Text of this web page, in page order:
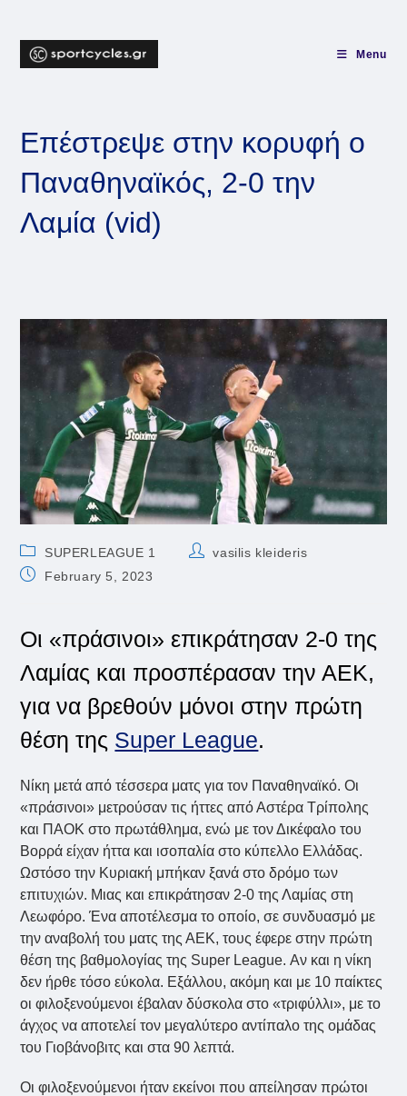
content
Menu
Επέστρεψε στην κορυφή ο
Παναθηναϊκός, 2-0 την
Λαμία (vid)
Post
category:
SUPERLEAGUE 1
Postvasilis kleideris
PostFebruary 5, 2023
Οι «πράσινοι» επικράτησαν 2-0 της
Λαμίας και προσπέρασαν την ΑΕΚ,
για να βρεθούν μόνοι στην πρώτη
θέση της Super League.
Νίκη μετά από τέσσερα ματς για τον Παναθηναϊκό. Οι
«πράσινοι» μετρούσαν τις ήττες από Αστέρα Τρίπολης
και ΠΑΟΚ στο πρωτάθλημα, ενώ με τον Δικέφαλο του
Βορρά είχαν ήττα και ισοπαλία στο κύπελλο Ελλάδας.
Ωστόσο την Κυριακή μπήκαν ξανά στο δρόμο των
επιτυχιών. Μιας και επικράτησαν 2-0 της Λαμίας στη
Λεωφόρο. Ένα αποτέλεσμα το οποίο, σε συνδυασμό με
την αναβολή του ματς της ΑΕΚ, τους έφερε στην πρώτη
θέση της βαθμολογίας της Super League. Αν και η νίκη
δεν ήρθε τόσο εύκολα. Εξάλλου, ακόμη και με 10 παίκτες
οι φιλοξενούμενοι έβαλαν δύσκολα στο «τριφύλλι», με το
άγχος να αποτελεί τον μεγαλύτερο αντίπαλο της ομάδας
του Γιοβάνοβιτς και στα 90 λεπτά.
Οι φιλοξενούμενοι ήταν εκείνοι που απείλησαν πρώτοι